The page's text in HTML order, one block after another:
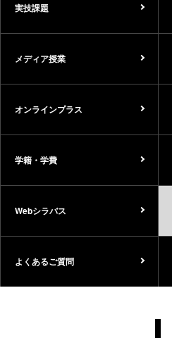
実技課題
メディア授業
オンラインプラス
学籍・学費
Webシラバス
よくあるご質問